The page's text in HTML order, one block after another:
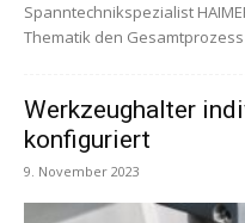
Spanntechnikspezialist
Thematik den Gesamtprozess
Werkzeughalter
konfiguriert
9. November 2023